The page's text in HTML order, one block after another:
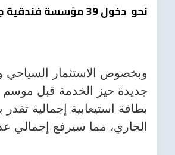
نحو دخول 39 مؤسسة فندقية جديدة حيز الخدمة قبل موسم الاصطياف الحالي
الجاري، مما سيرفع إجمالي عدد